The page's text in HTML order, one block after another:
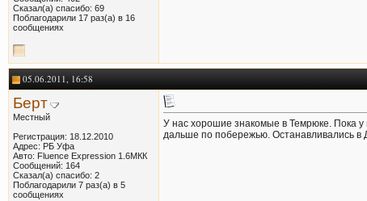
Сказал(а) спасибо: 69
Поблагодарили 17 раз(а) в 16
сообщениях
05.06.2011, 16:58
Берт
Местный
Регистрация: 18.12.2010
Адрес: РБ Уфа
Авто: Fluence Expression 1.6МКК
Сообщений: 164
Сказал(а) спасибо: 2
Поблагодарили 7 раз(а) в 5
сообщениях
У нас хорошие знакомые в Темрюке. Пока у
дальше по побережью. Останавливались